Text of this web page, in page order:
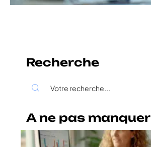
Recherche
A ne pas manquer